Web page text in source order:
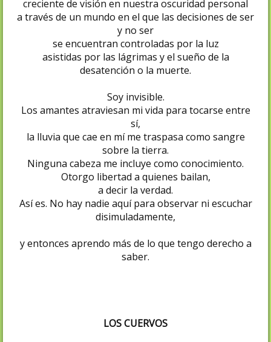
creciente de visión en nuestra oscuridad personal
a través de un mundo en el que las decisiones de ser
y no ser
se encuentran controladas por la luz
asistidas por las lágrimas y el sueño de la
desatención o la muerte.
Soy invisible.
Los amantes atraviesan mi vida para tocarse entre
sí,
la lluvia que cae en mí me traspasa como sangre
sobre la tierra.
Ninguna cabeza me incluye como conocimiento.
Otorgo libertad a quienes bailan,
a decir la verdad.
Así es. No hay nadie aquí para observar ni escuchar
disimuladamente,
y entonces aprendo más de lo que tengo derecho a
saber.
LOS CUERVOS